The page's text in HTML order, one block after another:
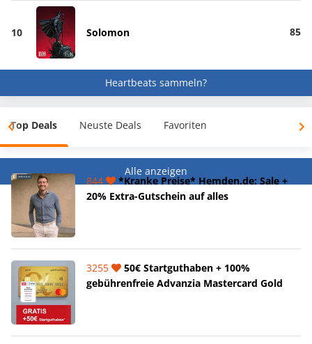
10 Solomon 85
Heartbeats sammeln?
Top Deals Neuste Deals Favoriten
Alle anzeigen
844
*Kranke Preise* Hemden.de: Sale +
20% Extra-Gutschein auf alles
3255
50€ Startguthaben + 100%
gebührenfreie Advanzia Mastercard Gold